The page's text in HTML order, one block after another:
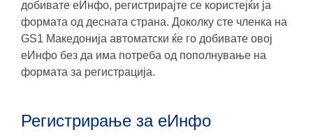
добивате еИнфо, регистрирајте се користејќи ја
формата од десната страна. Доколку сте членка на
GS1 Македонија автоматски ќе го добивате овој
еИнфо без да има потреба од пополнување на
формата за регистрација.
Регистрирање за еИнфо